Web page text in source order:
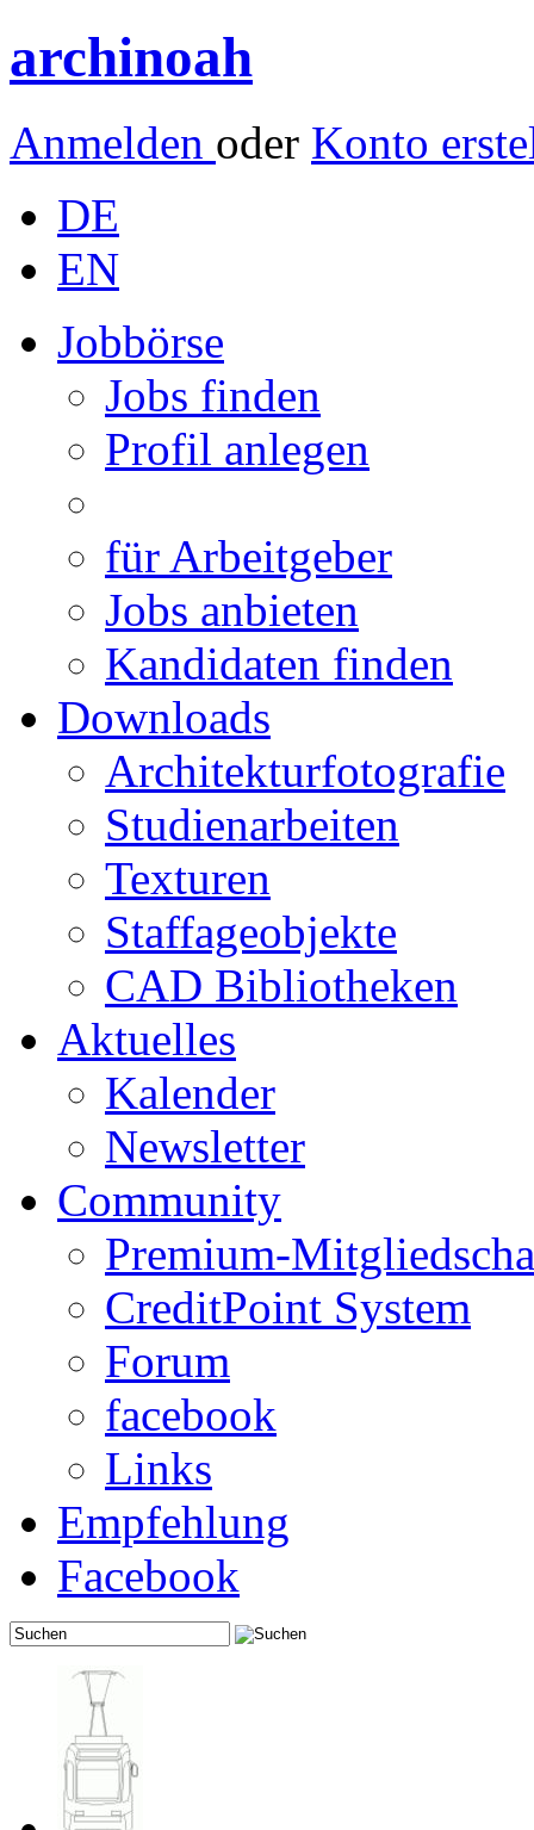
archinoah
Anmelden oder Konto
DE
EN
Jobbörse
Jobs finden
Profil anlegen
für Arbeitgeber
Jobs anbieten
Kandidaten finden
Downloads
Architekturfotografie
Studienarbeiten
Texturen
Staffageobjekte
CAD Bibliotheken
Aktuelles
Kalender
Newsletter
Community
Premium-
CreditPoint System
Forum
facebook
Links
Empfehlung
Facebook